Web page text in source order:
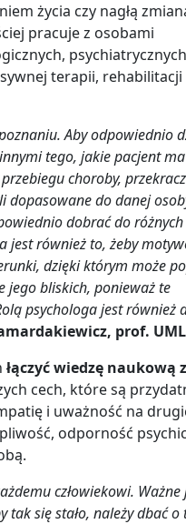
życia czy nagłą
pracuje z osobami
terapii, rehabilitacji
Aby odpowiednio
tego, jakie pacjent ma
choroby,
dopasowane do danej
dobrać do różnych
jest również to, żeby
dzięki którym może
jego bliskich, ponieważ te
psychologa jest również
prof.
łączyć wiedzę naukową z
cech, które są
i uważność na
odporność
człowiekowi. Ważne
się stało, należy dbać o